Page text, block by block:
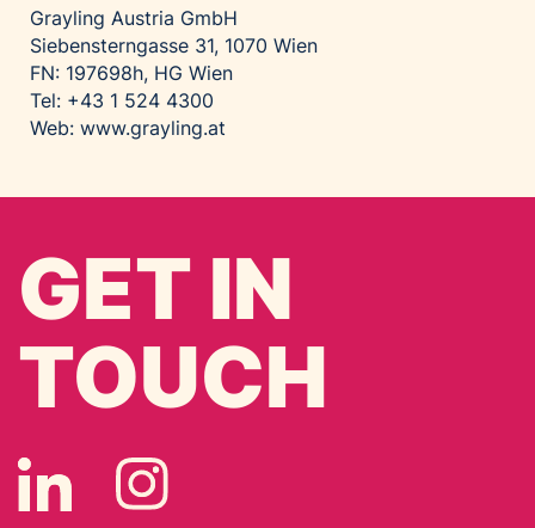
Grayling Austria GmbH
Siebensterngasse 31, 1070 Wien
FN: 197698h, HG Wien
Tel: +43 1 524 4300
Web: www.grayling.at
GET IN
TOUCH